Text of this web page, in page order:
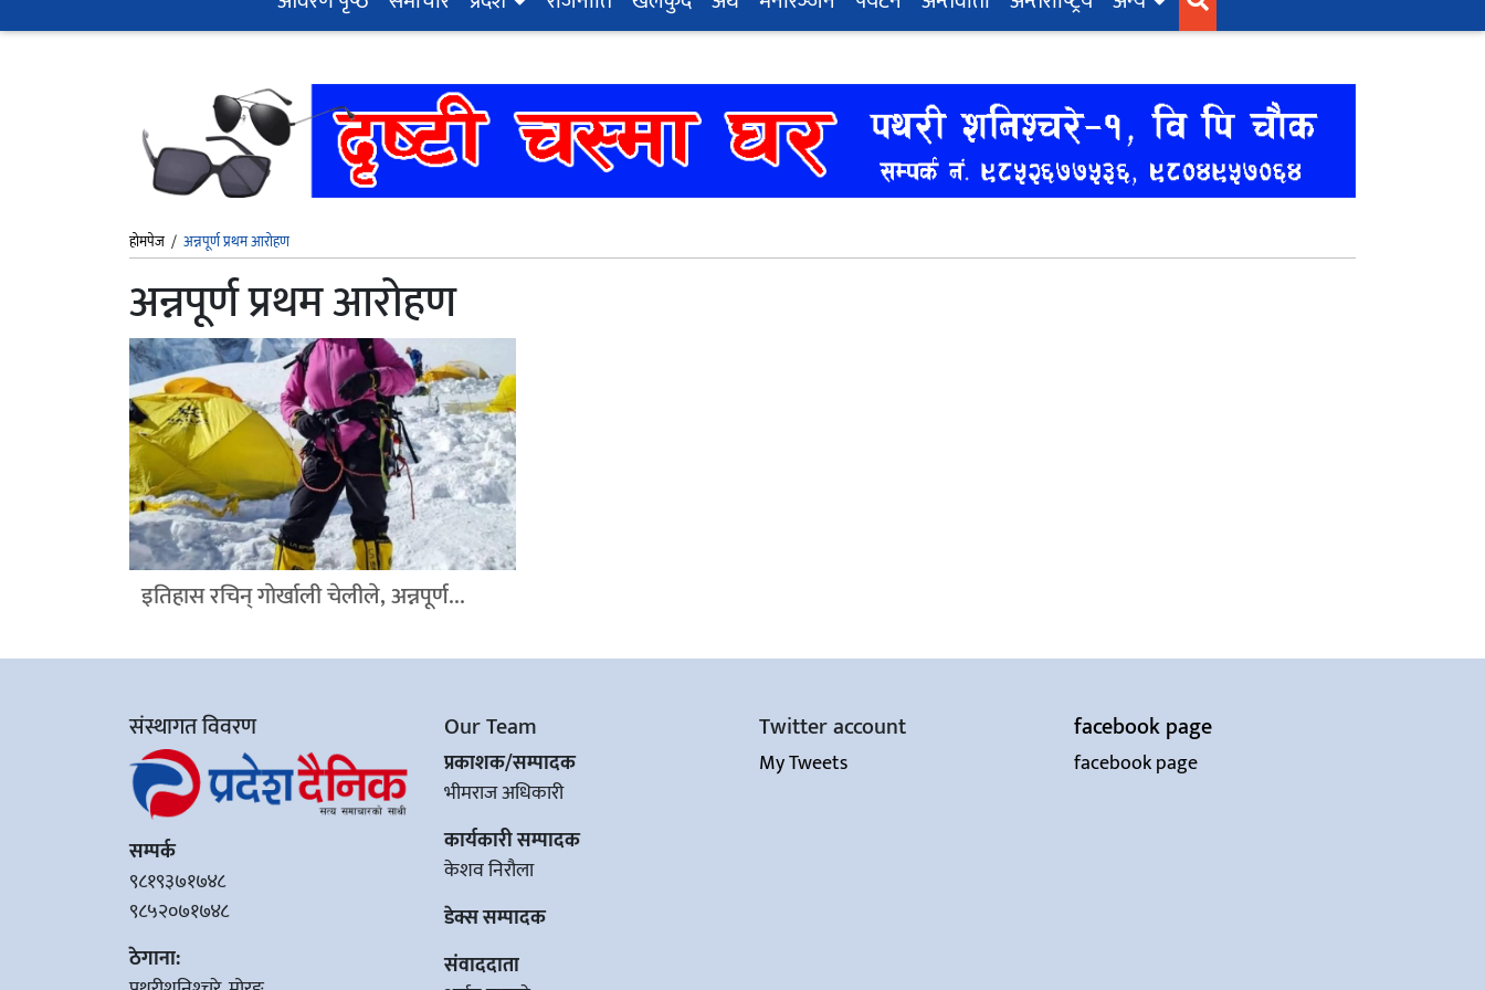
होमपेज / अन्नपूर्ण प्रथम आरोहण
अन्नपूर्ण प्रथम आरोहण
इतिहास रचिन् गाेर्खाली चेलीले, अन्नपूर्ण...
संस्थागत विवरण
सम्पर्क
९८१९३७१७४८
९८५२०७१७४८
ठेगाना:
Our Team
प्रकाशक/सम्पादक
भीमराज अधिकारी
कार्यकारी सम्पादक
केशव निरौला
डेक्स सम्पादक
संवाददाता
Twitter account
My Tweets
facebook page
facebook page